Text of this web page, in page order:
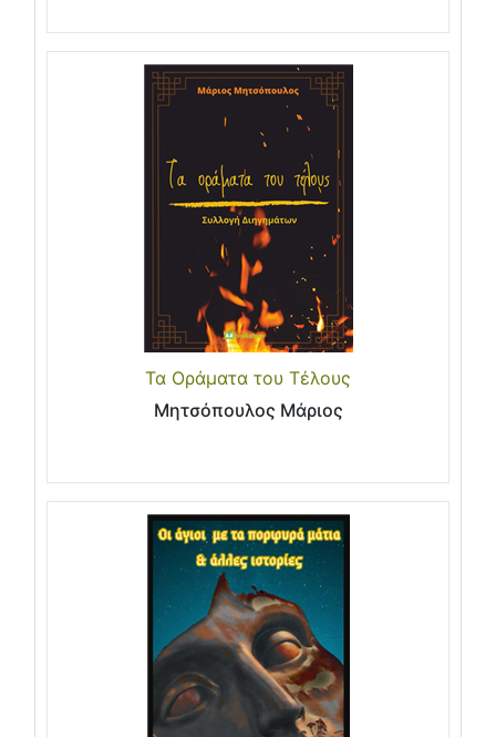
Τα Οράματα του Τέλους
Μητσόπουλος Μάριος